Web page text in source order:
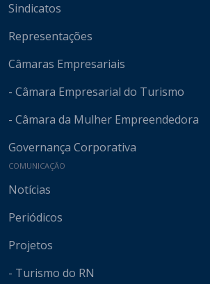
Sindicatos
Representações
Câmaras Empresariais
- Câmara Empresarial do Turismo
- Câmara da Mulher Empreendedora
Governança Corporativa
COMUNICAÇÃO
Notícias
Periódicos
Projetos
- Turismo do RN